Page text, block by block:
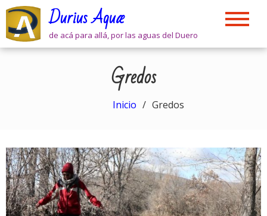
Skip
content
Durius Aquæ
de acá para allá, por las aguas del Duero
Gredos
Inicio Gredos